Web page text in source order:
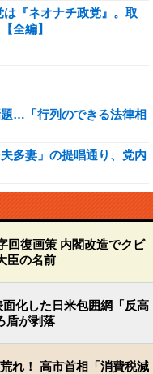
『ネオナチ政党』。取
全編】
…「行列のできる法律相
多妻」の提唱通り、党内
回復画策 内閣改造でクビ
臣の名前
化した日米包囲網「反高
盾が剥落
れ！ 高市首相「消費税減